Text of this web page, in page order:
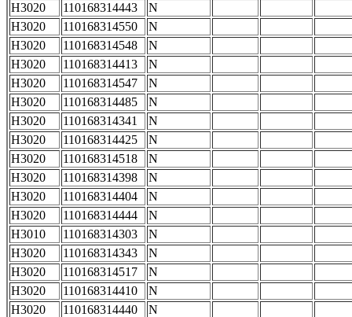
H3020
110168314443
N
H3020
110168314550
N
H3020
110168314548
N
H3020
110168314413
N
H3020
110168314547
N
H3020
110168314485
N
H3020
110168314341
N
H3020
110168314425
N
H3020
110168314518
N
H3020
110168314398
N
H3020
110168314404
N
H3020
110168314444
N
H3010
110168314303
N
H3020
110168314343
N
H3020
110168314517
N
H3020
110168314410
N
H3020
110168314440
N